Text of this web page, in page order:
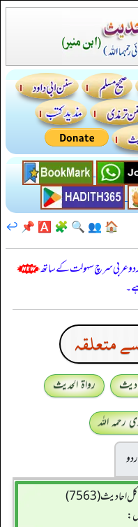
🏠
👥
🔍
🧩
🅰️
📌
↩️
اردو عربی سرچ سہولت کے ساتھ
متعلقہ
رواۃ الحدیث
رحمہ اللہ
(7563)